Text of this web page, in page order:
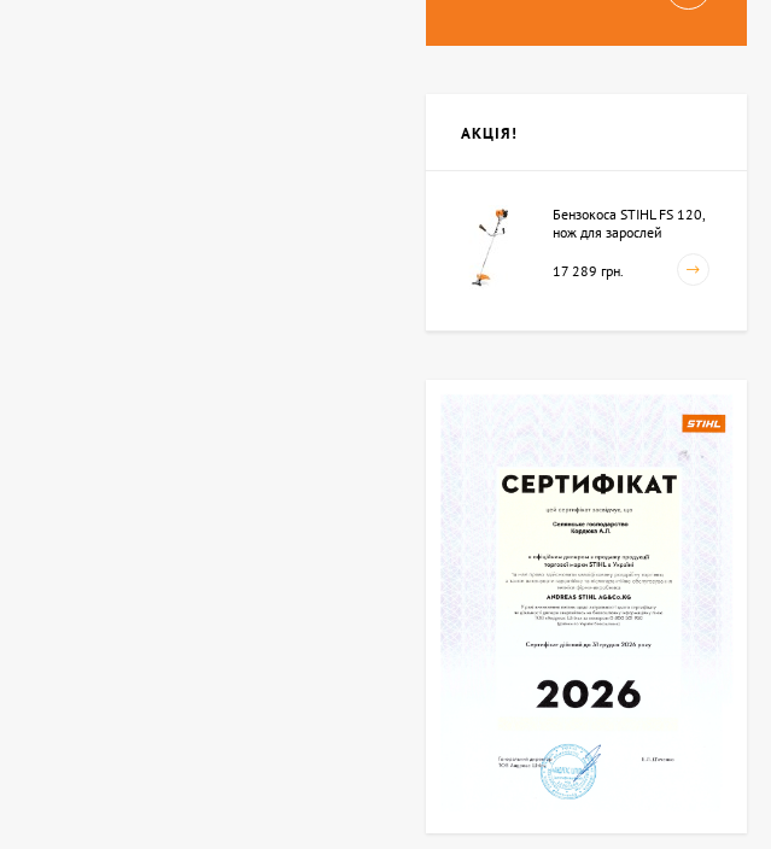
АКЦІЯ!
Бензокоса STIHL FS 120,
нож для зарослей
17 289 грн.